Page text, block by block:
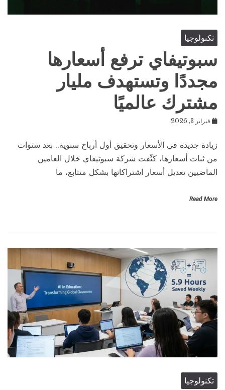
تكنولوجيا
سبوتيفاي ترفع أسعارها
مجددًا وتستهدف مليار
مشترك عالميًا
فبراير 3, 2026
زيادة جديدة في الأسعار وتحقيق أول أرباح سنوية.. بعد سنوات
من ثبات أسعارها، كثّفت شركة سبوتيفاي خلال العامين
الماضيين تعديل أسعار اشتراكاتها بشكل متتابع، ما
Read More
تكنولوجيا